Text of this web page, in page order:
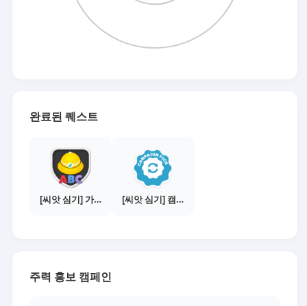
완료된 퀘스트
[씨앗 심기] 가이드보기 - 매체별 활동 가이드 [씨앗 심기] 캠페인 선택하기 - PICK 1개
주력 홍보 캠페인